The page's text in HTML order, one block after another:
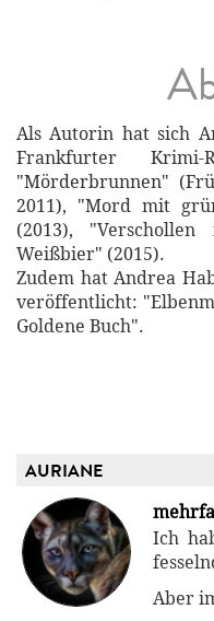
Als Autorin hat sich
Frankfurter
"Mörderbrunnen"
2011), "Mord mit
(2013),
Weißbier" (2015).
Zudem hat Andrea
veröffentlicht:
Goldene Buch".
AURIANE
Ich
Aber